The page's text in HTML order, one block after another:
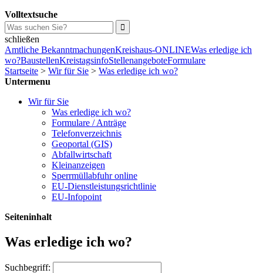
Volltextsuche
schließen
Amtliche BekanntmachungenKreishaus-ONLINEWas erledige ich
wo?BaustellenKreistagsinfoStellenangeboteFormulare
Startseite > Wir für Sie > Was erledige ich wo?
Untermenu
Wir für Sie
Was erledige ich wo?
Formulare / Anträge
Telefonverzeichnis
Geoportal (GIS)
Abfallwirtschaft
Kleinanzeigen
Sperrmüllabfuhr online
EU-Dienstleistungsrichtlinie
EU-Infopoint
Seiteninhalt
Was erledige ich wo?
Suchbegriff: